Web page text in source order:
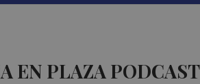
EN PLAZA PODCAST